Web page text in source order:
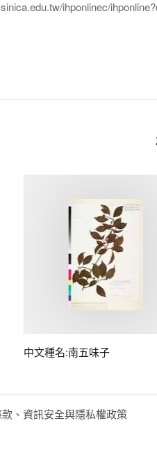
ihponlinec/
中文種名:南五味子
、資訊安全與隱私權政策